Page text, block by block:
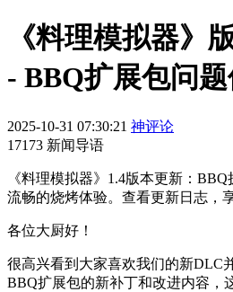
《料理模拟器》
- BBQ扩展包问
2025-10-31 07:30:21 神评论
17173 新闻导语
《料理模拟器》1.4版本更新：
流畅的烧烤体验。查看更新日志，
各位大厨好！
很高兴看到大家喜欢我们的新DLC
BBQ扩展包的新补丁和改进内容，